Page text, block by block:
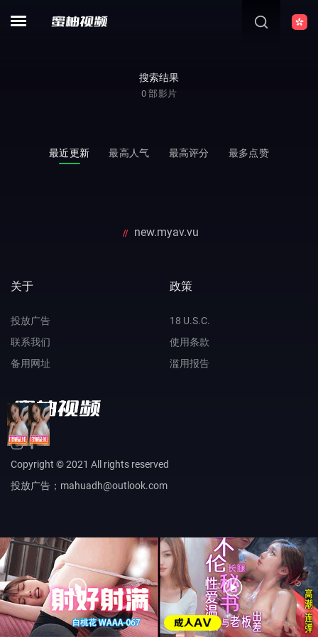
搜索结果
0 部影片
最近更新 最高人气 最高评分 最多点赞
// new.myav.vu
Copyright © 2021 All rights reserved
投放广告；mahuadh@outlook.com
关于
投放广告
联系我们
备用网址
政策
18 U.S.C.
使用条款
滥用报告